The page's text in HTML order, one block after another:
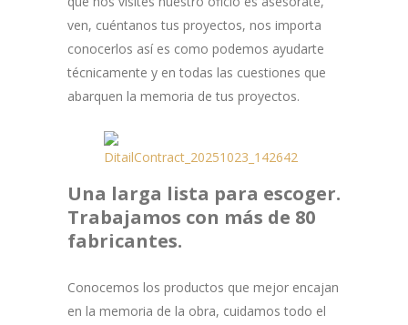
ven, cuéntanos tus proyectos, nos importa
conocerlos así es como podemos ayudarte
técnicamente y en todas las cuestiones que
abarquen la memoria de tus proyectos.
Una larga lista para escoger.
Trabajamos con más de 80
fabricantes.
Conocemos los productos que mejor encajan
en la memoria de la obra, cuidamos todo el